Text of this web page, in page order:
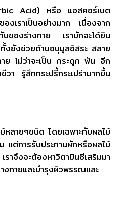
Acid) หรือ แอสคอร์เบต
งเราเป็นอย่างมาก เนื่องจาก
ของร่างกาย เรามักจะได้ยิน
ยังช่วยต้านอนุมูลอิสระ สลาย
ไม่ว่าจะเป็น กระดูก ฟัน อีก
รู้สึกกระปรี้กระเปร่ามากขึ้น
ลายๆชนิด โดยเฉพาะกับผลไม้
แต่การรับประทานผักหรือผลไม้
าจึงจะต้องหาวิตามินซีเสริมมา
งกายและบำรุงผิวพรรณและ